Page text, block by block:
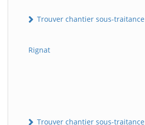
Trouver chantier sous-
Rignat
Trouver chantier sous-